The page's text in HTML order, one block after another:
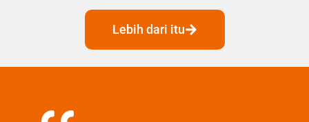
Lebih dari itu